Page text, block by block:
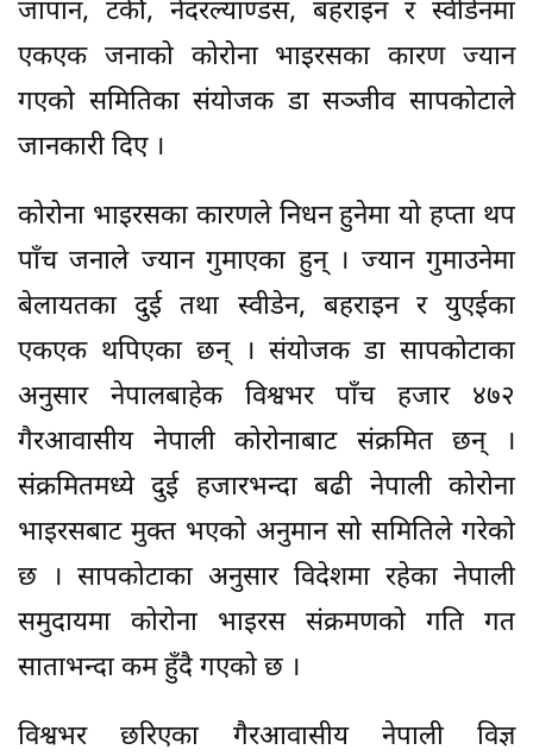
जापान, टर्की, नेदरल्याण्डस, बहराइन र स्वीडेनमा
एकएक जनाको कोरोना भाइरसका कारण ज्यान
गएको समितिका संयोजक डा सञ्जीव सापकोटाले
जानकारी दिए ।
कोरोना भाइरसका कारणले निधन हुनेमा यो हप्ता थप
पाँच जनाले ज्यान गुमाएका हुन् । ज्यान गुमाउनेमा
बेलायतका दुई तथा स्वीडेन, बहराइन र युएईका
एकएक थपिएका छन् । संयोजक डा सापकोटाका
अनुसार नेपालबाहेक विश्वभर पाँच हजार ४७२
गैरआवासीय नेपाली कोरोनाबाट संक्रमित छन् ।
संक्रमितमध्ये दुई हजारभन्दा बढी नेपाली कोरोना
भाइरसबाट मुक्त भएको अनुमान सो समितिले गरेको
छ । सापकोटाका अनुसार विदेशमा रहेका नेपाली
समुदायमा कोरोना भाइरस संक्रमणको गति गत
साताभन्दा कम हुँदै गएको छ ।
विश्वभर छरिएका गैरआवासीय नेपाली विज्ञ